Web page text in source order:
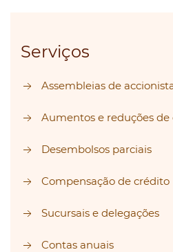
Serviços
Assembleias de
Aumentos e reduções de
Desembolsos parciais
Compensação de crédito
Sucursais e delegações
Contas anuais